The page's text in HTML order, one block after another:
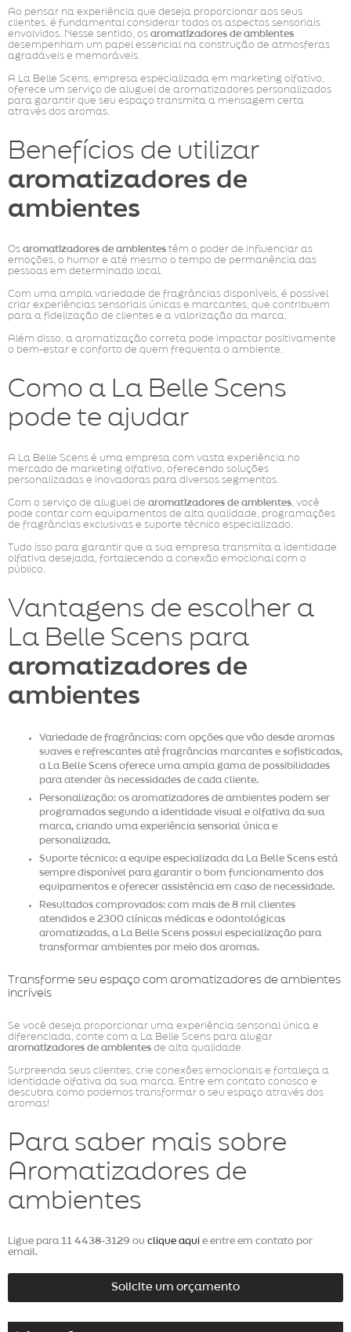
Ao pensar na experiência que deseja proporcionar aos seus
clientes, é fundamental considerar todos os aspectos sensoriais
envolvidos. Nesse sentido, os aromatizadores de ambientes
desempenham um papel essencial na construção de atmosferas
agradáveis e memoráveis.
A La Belle Scens, empresa especializada em marketing olfativo,
oferece um serviço de aluguel de aromatizadores personalizados
para garantir que seu espaço transmita a mensagem certa
através dos aromas.
Benefícios de utilizar
aromatizadores de
ambientes
Os aromatizadores de ambientes têm o poder de influenciar as
emoções, o humor e até mesmo o tempo de permanência das
pessoas em determinado local.
Com uma ampla variedade de fragrâncias disponíveis, é possível
criar experiências sensoriais únicas e marcantes, que contribuem
para a fidelização de clientes e a valorização da marca.
Além disso, a aromatização correta pode impactar positivamente
o bem-estar e conforto de quem frequenta o ambiente.
Como a La Belle Scens
pode te ajudar
A La Belle Scens é uma empresa com vasta experiência no
mercado de marketing olfativo, oferecendo soluções
personalizadas e inovadoras para diversos segmentos.
Com o serviço de aluguel de aromatizadores de ambientes , você
pode contar com equipamentos de alta qualidade, programações
de fragrâncias exclusivas e suporte técnico especializado.
Tudo isso para garantir que a sua empresa transmita a identidade
olfativa desejada, fortalecendo a conexão emocional com o
público.
Vantagens de escolher a
La Belle Scens para
aromatizadores de
ambientes
Variedade de fragrâncias: com opções que vão desde aromas
suaves e refrescantes até fragrâncias marcantes e sofisticadas,
a La Belle Scens oferece uma ampla gama de possibilidades
para atender às necessidades de cada cliente.
Personalização: os aromatizadores de ambientes podem ser
programados segundo a identidade visual e olfativa da sua
marca, criando uma experiência sensorial única e
personalizada.
Suporte técnico: a equipe especializada da La Belle Scens está
sempre disponível para garantir o bom funcionamento dos
equipamentos e oferecer assistência em caso de necessidade.
Resultados comprovados: com mais de 8 mil clientes
atendidos e 2300 clínicas médicas e odontológicas
aromatizadas, a La Belle Scens possui especialização para
transformar ambientes por meio dos aromas.
Transforme seu espaço com aromatizadores de ambientes
incríveis
Se você deseja proporcionar uma experiência sensorial única e
diferenciada, conte com a La Belle Scens para alugar
aromatizadores de ambientes de alta qualidade.
Surpreenda seus clientes, crie conexões emocionais e fortaleça a
identidade olfativa da sua marca. Entre em contato conosco e
descubra como podemos transformar o seu espaço através dos
aromas!
Para saber mais sobre
Aromatizadores de
ambientes
Ligue para 11 4438-3129 ou clique aqui e entre em contato por
email.
Solicite um orçamento